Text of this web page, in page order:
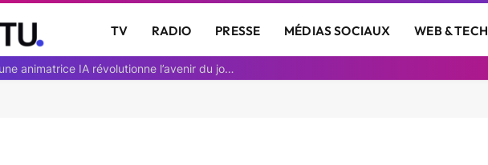
TV RADIO PRESSE MÉDIAS SOCIAUX WEB & TECH
Découvrez comment une animatrice IA révolutionne l’avenir du journalisme